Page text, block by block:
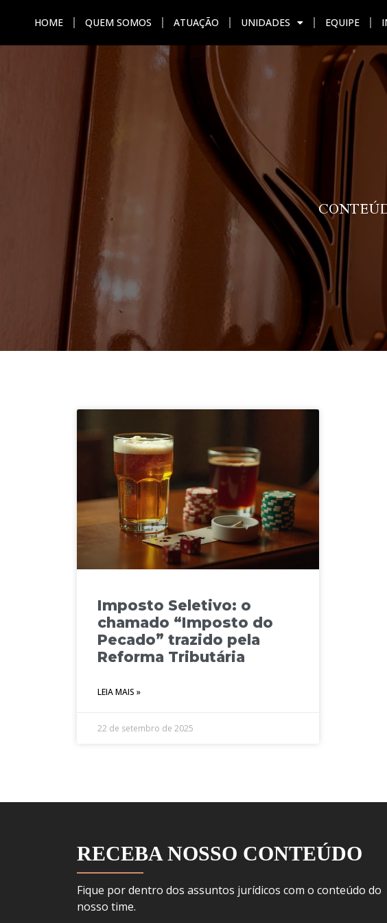
HOME QUEM SOMOS ATUAÇÃO
HOME QUEM SOMOS ATUAÇÃO UNIDADES EQUIPE
Imposto Seletivo: o
chamado “Imposto do
Pecado” trazido pela
Reforma Tributária
LEIA MAIS »
22 de setembro de 2025
RECEBA NOSSO CONTEÚDO
Fique por dentro dos assuntos jurídicos com o conteúdo do
nosso time.